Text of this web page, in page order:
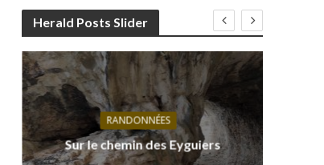
Herald Posts Slider
RANDONNÉES
Sur le chemin des Eyguiers